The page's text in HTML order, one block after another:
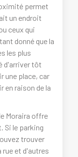
permet
un endroit
ceux qui
donné que la
les plus
d'arriver tôt
une place, car
en raison de la
Moraira offre
Si le parking
trouver
rue et d'autres